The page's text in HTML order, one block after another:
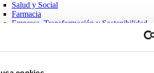
Salud y Social
Farmacia
Empresa, Transformación y Sostenibilidad
Salud y Social